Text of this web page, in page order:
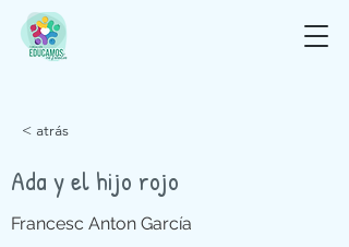
< atrás
Ada y el hijo rojo
Francesc Anton García